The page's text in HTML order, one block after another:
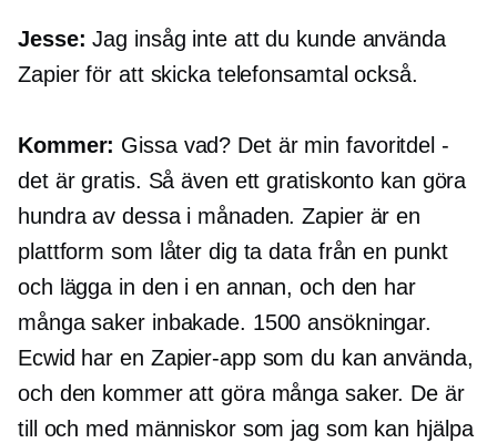
Jesse: Jag insåg inte att du kunde använda
Zapier för att skicka telefonsamtal också.
Kommer: Gissa vad? Det är min favoritdel -
det är gratis. Så även ett gratiskonto kan göra
hundra av dessa i månaden. Zapier är en
plattform som låter dig ta data från en punkt
och lägga in den i en annan, och den har
många saker inbakade. 1500 ansökningar.
Ecwid har en Zapier-app som du kan använda,
och den kommer att göra många saker. De är
till och med människor som jag som kan hjälpa